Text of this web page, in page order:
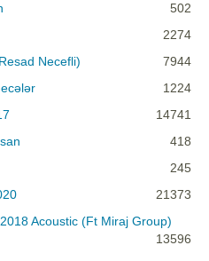
502
2274
Necefli)
7944
1224
14741
418
245
21373
Acoustic (Ft Miraj Group)
13596